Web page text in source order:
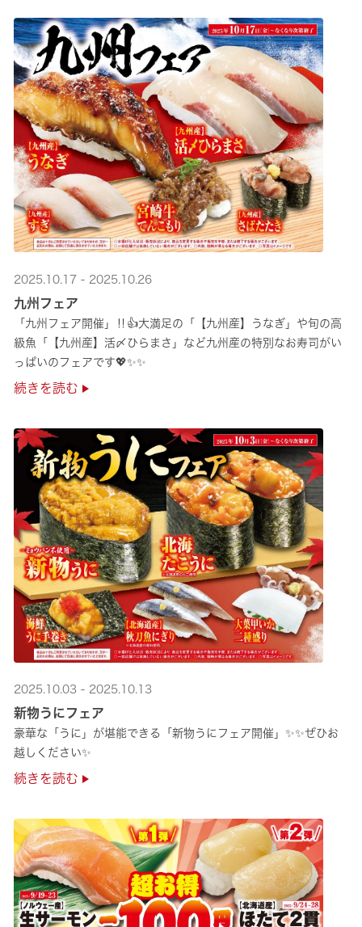
2025.10.17 - 2025.10.26
九州フェア
「九州フェア開催」‼👍大満足の「【九州産】うなぎ」や旬の高
級魚「【九州産】活〆ひらまさ」など九州産の特別なお寿司がい
っぱいのフェアです💖✨✨
続きを読む
2025.10.03 - 2025.10.13
新物うにフェア
豪華な「うに」が堪能できる「新物うにフェア開催」✨✨ぜひお
越しください✨
続きを読む